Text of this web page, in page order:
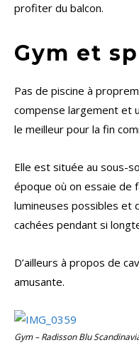
profiter du balcon.
Gym et
Pas de piscine à
compense largement et
le meilleur pour la fin
Elle est située au sous-
époque où on essaie de
lumineuses possibles et
cachées pendant si
D’ailleurs à propos de
amusante.
Gym – Radisson Blu